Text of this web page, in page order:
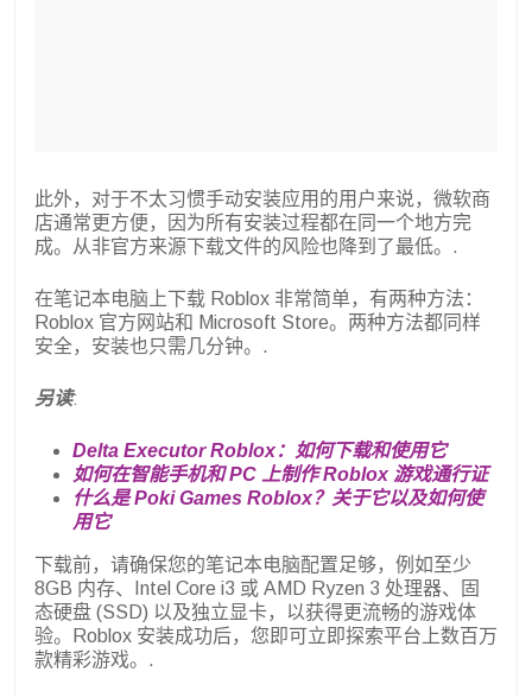
此外，对于不太习惯手动安装应用的用户来说，微软商
店通常更方便，因为所有安装过程都在同一个地方完
成。从非官方来源下载文件的风险也降到了最低。.
在笔记本电脑上下载 Roblox 非常简单，有两种方法：
Roblox 官方网站和 Microsoft Store。两种方法都同样
安全，安装也只需几分钟。.
另读:
Delta Executor Roblox：如何下载和使用它
如何在智能手机和 PC 上制作 Roblox 游戏通行证
什么是 Poki Games Roblox？关于它以及如何使
用它
下载前，请确保您的笔记本电脑配置足够，例如至少
8GB 内存、Intel Core i3 或 AMD Ryzen 3 处理器、固
态硬盘 (SSD) 以及独立显卡，以获得更流畅的游戏体
验。Roblox 安装成功后，您即可立即探索平台上数百万
款精彩游戏。.